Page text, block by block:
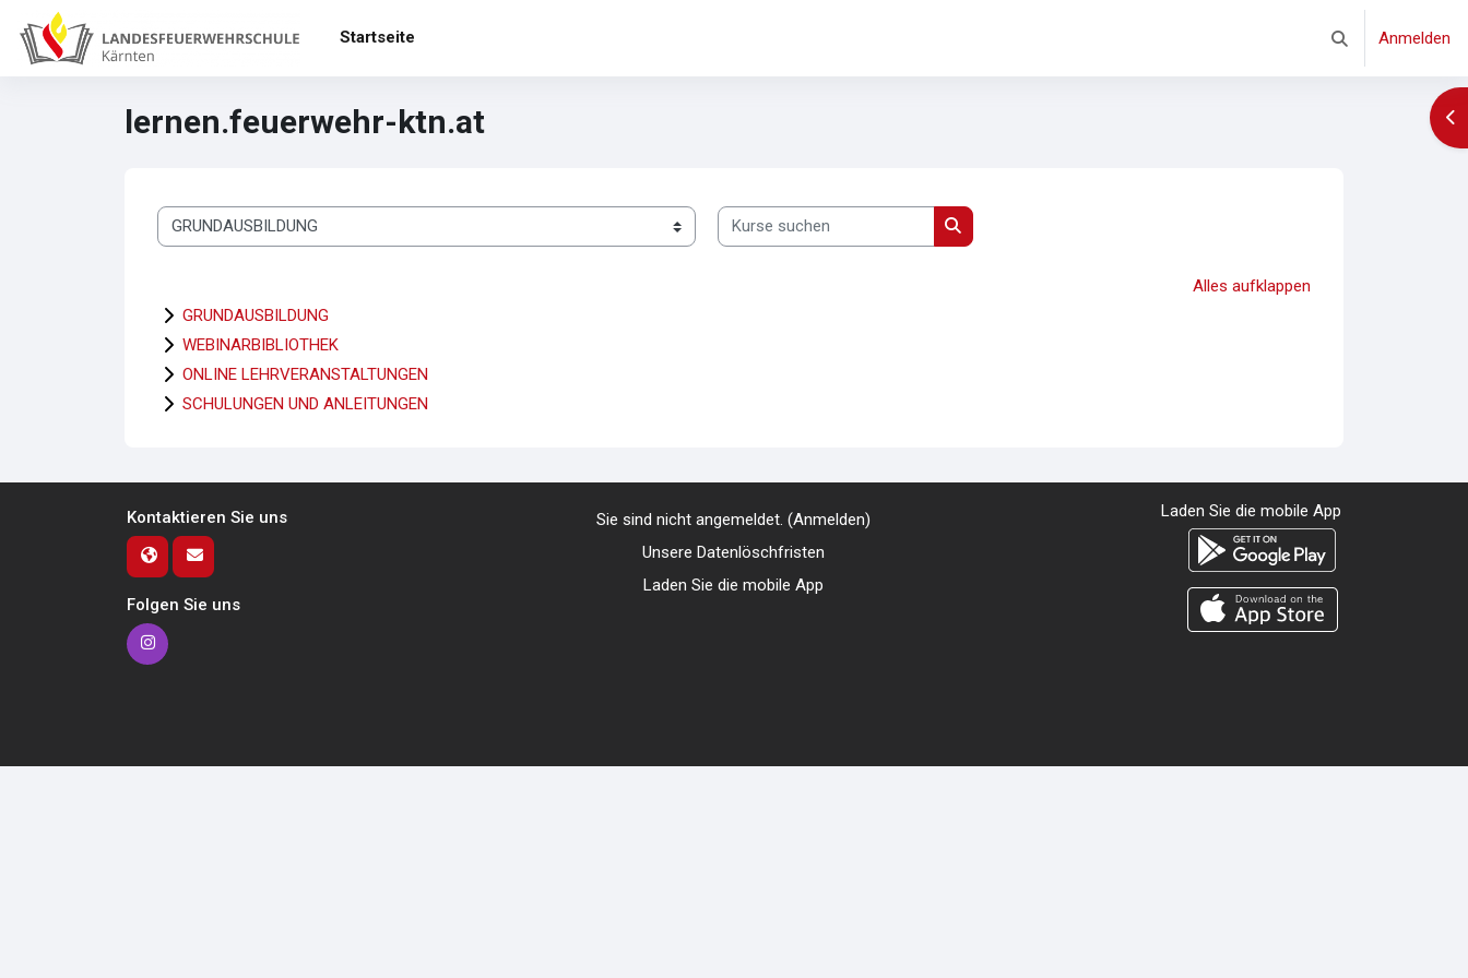
Zum Hauptinhalt
Startseite
Sucheingabe
Anmelden
lernen.feuerwehr-ktn.at
Kursbereiche
Kurse suchen
Kurse suchen
Alles aufklappen
GRUNDAUSBILDUNG
WEBINARBIBLIOTHEK
ONLINE LEHRVERANSTALTUNGEN
SCHULUNGEN UND ANLEITUNGEN
Kontaktieren Sie uns
Folgen Sie uns
Sie sind nicht angemeldet. (Anmelden)
Unsere Datenlöschfristen
Laden Sie die mobile App
Laden Sie die mobile App